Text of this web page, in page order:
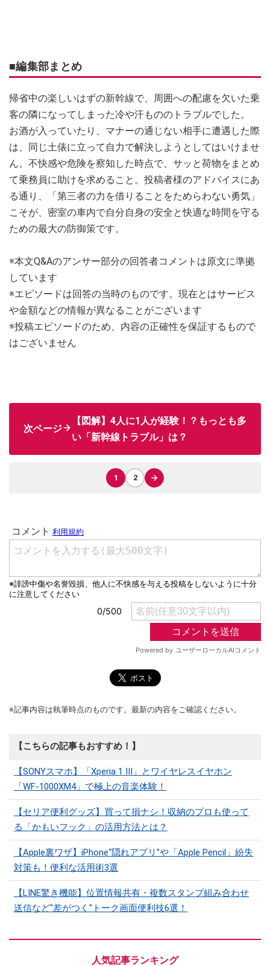
■編集部まとめ
帰省中の楽しいはずの新幹線で、周囲への配慮を欠いた乗
客の隣になってしまった冷や汗もののトラブルでした。
お酒が入っていたり、マナーの通じない相手に遭遇した際
は、同じ土俵に立って自力で解決しようとしてはいけませ
ん。不快感や危険を察知した時点で、サッと荷物をまとめ
て乗務員に助けを求めること。投稿者様のアドバイスにあ
る通り、「第三者の力を借りることをためらわない勇気」
こそが、密室の車内で自分自身の安全と快適な時間を守る
ための最大の防御策です。
※本文Q&Aのアンサー部分の回答者コメントは原文に準拠
しています
※エピソードは回答の当時のものです。現在とはサービス
や金額などの情報が異なることがございます
※投稿エピソードのため、内容の正確性を保証するもので
はございません
次ページ
【図解】4人に1人が経験！？もっとも多
い「新幹線トラブル」は？
1 2
※記事内容は執筆時点のものです。最新の内容をご確認ください。
【こちらの記事もおすすめ！】
【SONYスマホ】「Xperia 1 III」とワイヤレスイヤホン
「WF-1000XM4」で極上の音楽体験！
【セリア便利グッズ】買って損ナシ！収納のプロも使って
る「かもいフック」の活用方法とは？
【Apple裏ワザ】iPhone“隠れアプリ”や「Apple Pencil」紛失
対策も！便利な活用術3選
【LINE驚き機能】位置情報共有・複数スタンプ組み合わせ
送信など"差がつく"トーク画面便利技6選！